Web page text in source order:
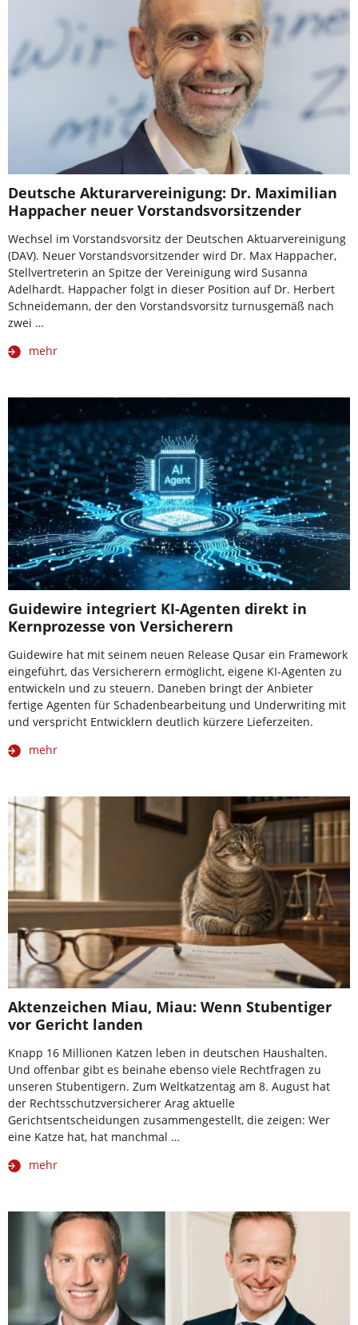
Deutsche Akturarvereinigung: Dr. Maximilian
Happacher neuer Vorstandsvorsitzender
Wechsel im Vorstandsvorsitz der Deutschen Aktuarvereinigung
(DAV). Neuer Vorstandsvorsitzender wird Dr. Max Happacher,
Stellvertreterin an Spitze der Vereinigung wird Susanna
Adelhardt. Happacher folgt in dieser Position auf Dr. Herbert
Schneidemann, der den Vorstandsvorsitz turnusgemäß nach
zwei …
mehr
Guidewire integriert KI-Agenten direkt in
Kernprozesse von Versicherern
Guidewire hat mit seinem neuen Release Qusar ein Framework
eingeführt, das Versicherern ermöglicht, eigene KI-Agenten zu
entwickeln und zu steuern. Daneben bringt der Anbieter
fertige Agenten für Schadenbearbeitung und Underwriting mit
und verspricht Entwicklern deutlich kürzere Lieferzeiten.
mehr
Aktenzeichen Miau, Miau: Wenn Stubentiger
vor Gericht landen
Knapp 16 Millionen Katzen leben in deutschen Haushalten.
Und offenbar gibt es beinahe ebenso viele Rechtfragen zu
unseren Stubentigern. Zum Weltkatzentag am 8. August hat
der Rechtsschutzversicherer Arag aktuelle
Gerichtsentscheidungen zusammengestellt, die zeigen: Wer
eine Katze hat, hat manchmal …
mehr